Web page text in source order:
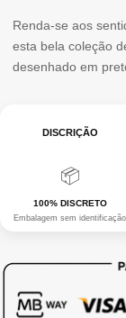
Renda-se aos
esta bela coleção
desenhado em
DISCRIÇÃO
📦
100% DISCRETO
Embalagem sem identificação